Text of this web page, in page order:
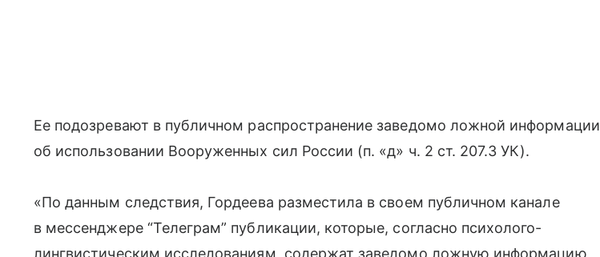
Ее подозревают в публичном распространение заведомо ложной информации
об использовании Вооруженных сил России (п. «д» ч. 2 ст. 207.3 УК).
«По данным следствия, Гордеева разместила в своем публичном канале
в мессенджере “Телеграм” публикации, которые, согласно психолого-
лингвистическим исследованиям, содержат заведомо ложную информацию